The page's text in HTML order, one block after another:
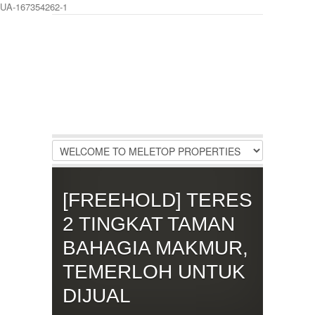
UA-167354262-1
Register|Recover Password
[FREEHOLD] TERES
2 TINGKAT TAMAN
BAHAGIA MAKMUR,
TEMERLOH UNTUK
DIJUAL